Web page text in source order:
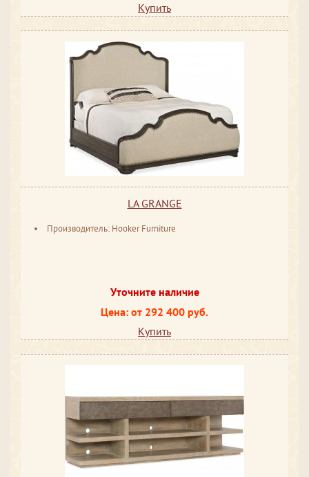
Купить
LA GRANGE
Производитель: Hooker Furniture
Уточните наличие
Цена: от 292 400 руб.
Купить